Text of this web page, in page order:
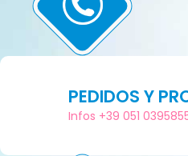
PEDIDOS Y
Infos +39 051